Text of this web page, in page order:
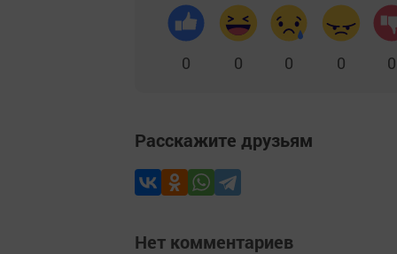
0 0 0 0 0
Расскажите друзьям
Нет комментариев